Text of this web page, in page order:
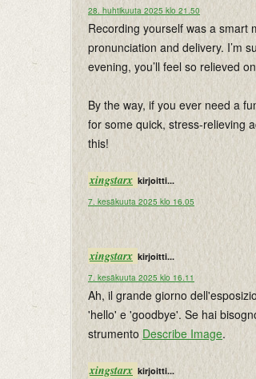
28. huhtikuuta 2025 klo 21.50
Recording yourself was a smart
pronunciation and delivery. I’m
evening, you’ll feel so relieved
By the way, if you ever need a
for some quick, stress-relieving
this!
xingstarx kirjoitti...
7. kesäkuuta 2025 klo 16.05
xingstarx kirjoitti...
7. kesäkuuta 2025 klo 16.11
Ah, il grande giorno
'hello' e 'goodbye'. Se hai
strumento Describe Image.
xingstarx kirjoitti...